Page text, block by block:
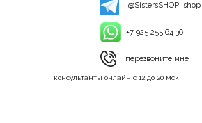
консультанты онлайн с 12 до 20 мск
@SistersSHOP_shop
+7 925 255 64 36
перезвоните мне